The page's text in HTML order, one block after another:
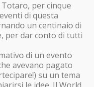
per cinque
di questa
un centinaio di
per dar conto di tutti
di un evento
avevano pagato
su un tema